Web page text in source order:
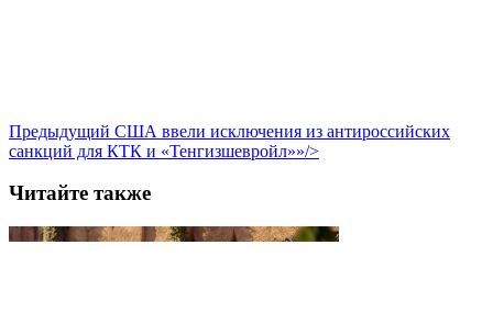
Предыдущий США ввели исключения из антироссийских
санкций для КТК и «Тенгизшевройл»»/>
Читайте также